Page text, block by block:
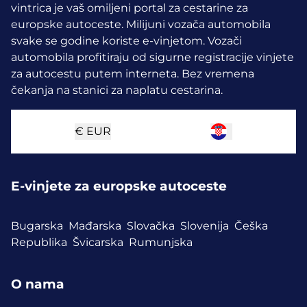
vintrica je vaš omiljeni portal za cestarine za
europske autoceste. Milijuni vozača automobila
svake se godine koriste e-vinjetom. Vozači
automobila profitiraju od sigurne registracije vinjete
za autocestu putem interneta. Bez vremena
čekanja na stanici za naplatu cestarina.
€ EUR
E-vinjete za europske autoceste
Bugarska Mađarska Slovačka Slovenija Češka
Republika Švicarska Rumunjska
O nama